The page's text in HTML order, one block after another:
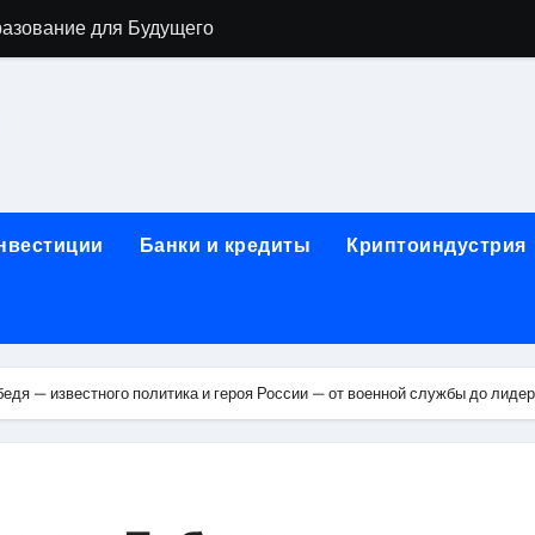
для Будущего
в Москву и обратно по привлекательным ценам
Всё, что нужно знать
в компании ИНКОМ-Недвижимость
Продаж?
Банки и кредиты Криптоиндустрия
— известного политика и героя России — от военной службы до